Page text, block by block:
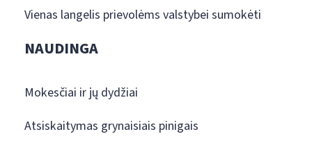
Vienas langelis prievolėms valstybei sumokėti
NAUDINGA
Mokesčiai ir jų dydžiai
Atsiskaitymas grynaisiais pinigais